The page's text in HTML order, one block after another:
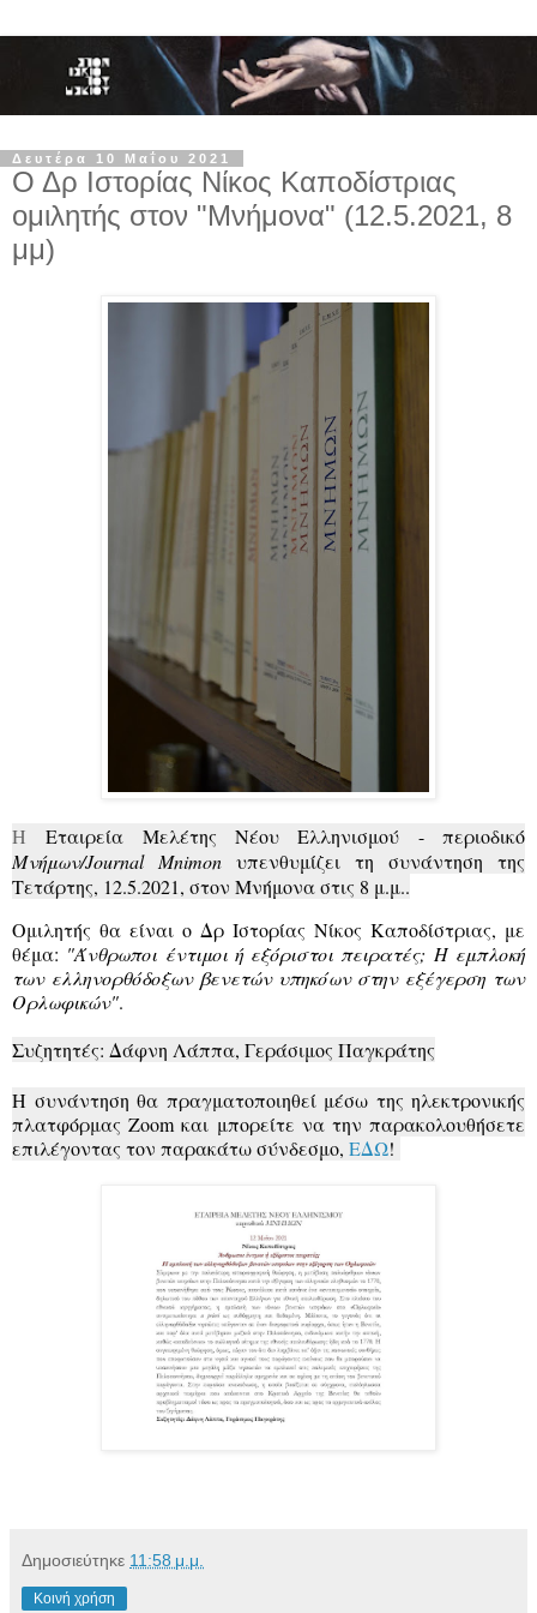
Δευτέρα 10 Μαΐου 2021
Ο Δρ Ιστορίας Νίκος Καποδίστριας
ομιλητής στον "Μνήμονα" (12.5.2021, 8
μμ)
ΗΕταιρεία Μελέτης Νέου Ελληνισμού - περιοδικό
Μνήμων/Journal Mnimon υπενθυμίζει τη συνάντηση της
Τετάρτης, 12.5.2021, στον Μνήμονα στις 8 μ.μ..
Ομιλητής θα είναι ο Δρ Ιστορίας Νίκος Καποδίστριας, με
θέμα: "Άνθρωποι έντιμοι ή εξόριστοι πειρατές; Η εμπλοκή
των ελληνορθόδοξων βενετών υπηκόων στην εξέγερση των
Ορλωφικών".
Συζητητές: Δάφνη Λάππα, Γεράσιμος Παγκράτης
Η συνάντηση θα πραγματοποιηθεί μέσω της ηλεκτρονικής
πλατφόρμας Zoom και μπορείτε να την παρακολουθήσετε
επιλέγοντας τον παρακάτω σύνδεσμο, ΕΔΩ!
Δημοσιεύτηκε 11:58 μ.μ.
Κοινή χρήση